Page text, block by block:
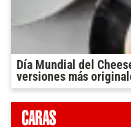
Día Mundial del
versiones más